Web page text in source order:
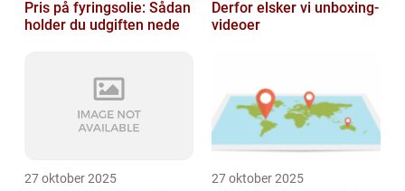
Pris på fyringsolie: Sådan
holder du udgiften nede
Derfor elsker vi unboxing-
videoer
27 oktober 2025 27 oktober 2025